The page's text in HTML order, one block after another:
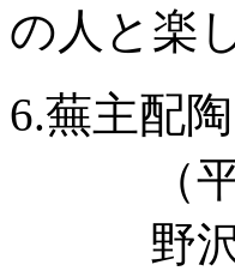
の人と楽
6.蕪主配陶
（平成
野沢菜